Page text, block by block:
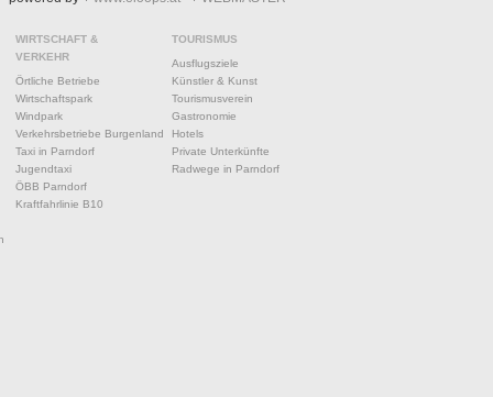
WIRTSCHAFT &
VERKEHR
Örtliche Betriebe
Wirtschaftspark
Windpark
Verkehrsbetriebe Burgenland
Taxi in Parndorf
Jugendtaxi
ÖBB Parndorf
Kraftfahrlinie B10
TOURISMUS
Ausflugsziele
Künstler & Kunst
Tourismusverein
Gastronomie
Hotels
Private Unterkünfte
Radwege in Parndorf